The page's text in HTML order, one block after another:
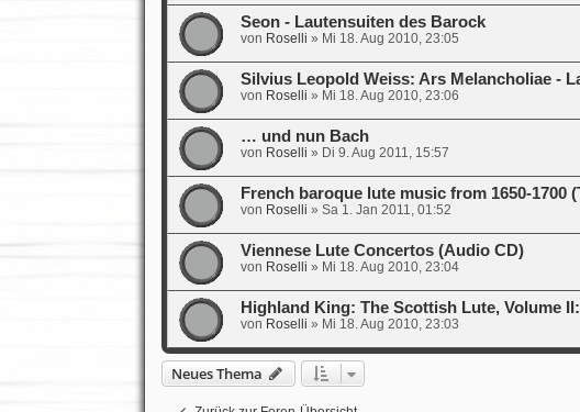
Seon - Lautensuiten des Barock
von Roselli » Mi 18. Aug 2010, 23:05
Silvius Leopold Weiss: Ars Melancholiae -
von Roselli » Mi 18. Aug 2010, 23:06
… und nun Bach
von Roselli » Di 9. Aug 2011, 15:57
French baroque lute music from 1650-1700
von Roselli » Sa 1. Jan 2011, 01:52
Viennese Lute Concertos (Audio CD)
von Roselli » Mi 18. Aug 2010, 23:04
Highland King: The Scottish Lute, Volume
von Roselli » Mi 18. Aug 2010, 23:03
Neues Thema